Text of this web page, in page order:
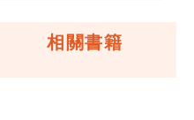
相關書籍